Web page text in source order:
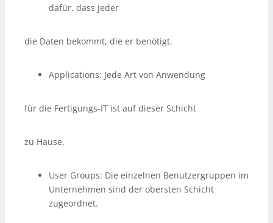
dafür, dass jeder
die Daten bekommt, die er benötigt.
Applications: Jede Art von Anwendung
für die Fertigungs-IT ist auf dieser Schicht
zu Hause.
User Groups: Die einzelnen Benutzergruppen im
Unternehmen sind der obersten Schicht
zugeordnet.